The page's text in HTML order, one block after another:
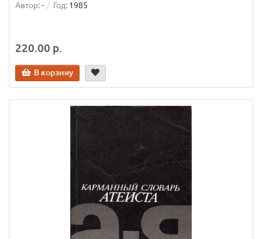
Автор:- Год: 1985
220.00 р.
В корзину